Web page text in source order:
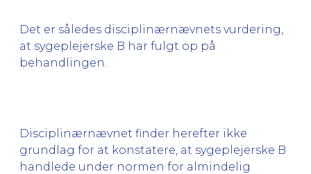
Det er således disciplinærnævnets vurdering,
at sygeplejerske B har fulgt op på
behandlingen.
Disciplinærnævnet finder herefter ikke
grundlag for at konstatere, at sygeplejerske B
handlede under normen for almindelig